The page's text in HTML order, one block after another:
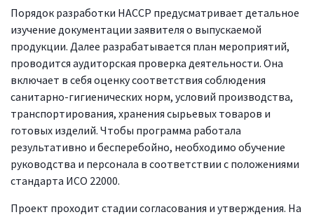
Порядок разработки HACCP предусматривает детальное
изучение документации заявителя о выпускаемой
продукции. Далее разрабатывается план мероприятий,
проводится аудиторская проверка деятельности. Она
включает в себя оценку соответствия соблюдения
санитарно-гигиенических норм, условий производства,
транспортирования, хранения сырьевых товаров и
готовых изделий. Чтобы программа работала
результативно и бесперебойно, необходимо обучение
руководства и персонала в соответствии с положениями
стандарта ИСО 22000.
Проект проходит стадии согласования и утверждения. На